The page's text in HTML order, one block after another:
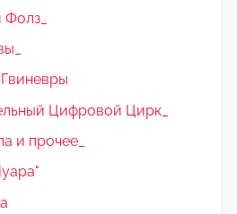
Цифровой Цирк_
и прочее_